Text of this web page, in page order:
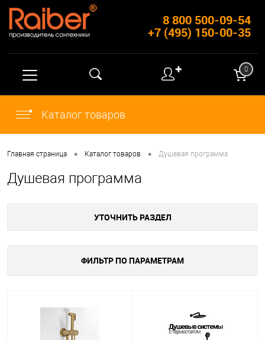
8 800 500-09-54
+7 (495) 150-00-35
✚ 0
Каталог товаров
Главная страница • Каталог товаров • Душевая программа
Душевая программа
УТОЧНИТЬ РАЗДЕЛ
ФИЛЬТР ПО ПАРАМЕТРАМ